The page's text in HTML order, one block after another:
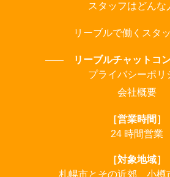
スタッフはどんな
リーブルで働くスタ
リーブルチャットコ
プライバシーポリ
会社概要
［営業時間］
24 時間営業
［対象地域］
札幌市とその近郊、小樽